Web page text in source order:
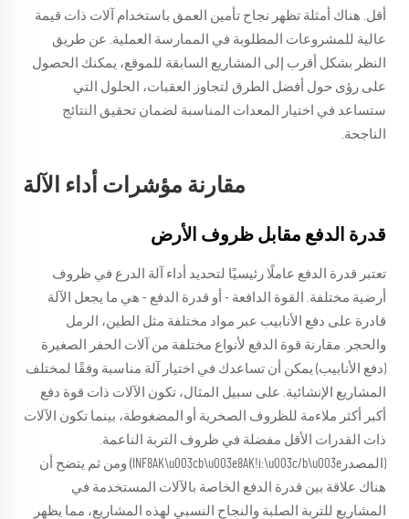
أقل. هناك أمثلة تظهر نجاح تأمين العمق باستخدام آلات ذات قيمة
عالية للمشروعات المطلوبة في الممارسة العملية. عن طريق
النظر بشكل أقرب إلى المشاريع السابقة للموقع، يمكنك الحصول
على رؤى حول أفضل الطرق لتجاوز العقبات، الحلول التي
ستساعد في اختيار المعدات المناسبة لضمان تحقيق النتائج
الناجحة.
مقارنة مؤشرات أداء الآلة
قدرة الدفع مقابل ظروف الأرض
تعتبر قدرة الدفع عاملًا رئيسيًا لتحديد أداء آلة الدرع في ظروف
أرضية مختلفة. القوة الدافعة - أو قدرة الدفع - هي ما يجعل الآلة
قادرة على دفع الأنابيب عبر مواد مختلفة مثل الطين، الرمل
والحجر. مقارنة قوة الدفع لأنواع مختلفة من آلات الحفر الصغيرة
(دفع الأنابيب) يمكن أن تساعدك في اختيار آلة مناسبة وفقًا لمختلف
المشاريع الإنشائية. على سبيل المثال، تكون الآلات ذات قوة دفع
أكبر أكثر ملاءمة للظروف الصخرية أو المضغوطة، بينما تكون الآلات
ذات القدرات الأقل مفضلة في ظروف التربة الناعمة.
(المصدرINF8AK\u003cb\u003e8AK!i:\u003c/b\u003e) ومن ثم يتضح أن
هناك علاقة بين قدرة الدفع الخاصة بالآلات المستخدمة في
المشاريع للتربة الصلبة والنجاح النسبي لهذه المشاريع، مما يظهر